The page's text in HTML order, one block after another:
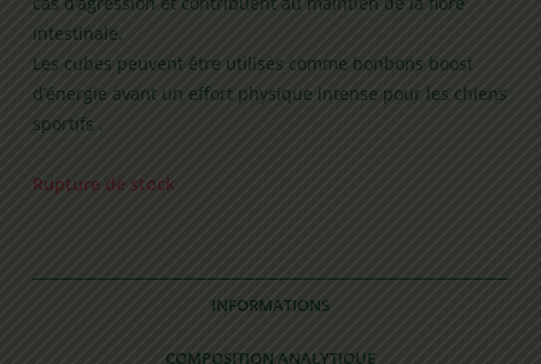
intestinale.
Les cubes peuvent être utilisés comme bonbons boost
d’énergie avant un effort physique intense pour les chiens
sportifs .
Rupture de stock
INFORMATIONS
COMPOSITION ANALYTIQUE